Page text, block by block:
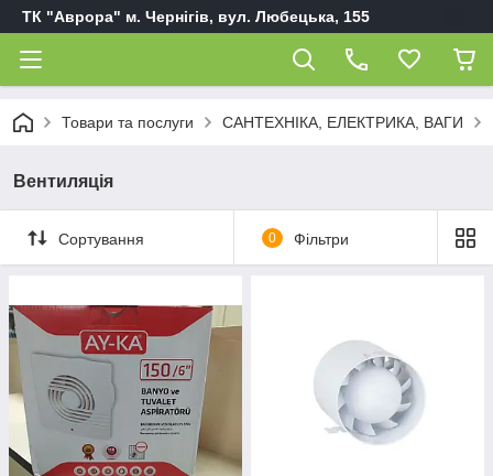
ТК "Аврора" м. Чернігів, вул. Любецька, 155
Товари та послуги САНТЕХНІКА, ЕЛЕКТРИКА, ВАГИ
Вентиляція
Сортування 0 Фільтри